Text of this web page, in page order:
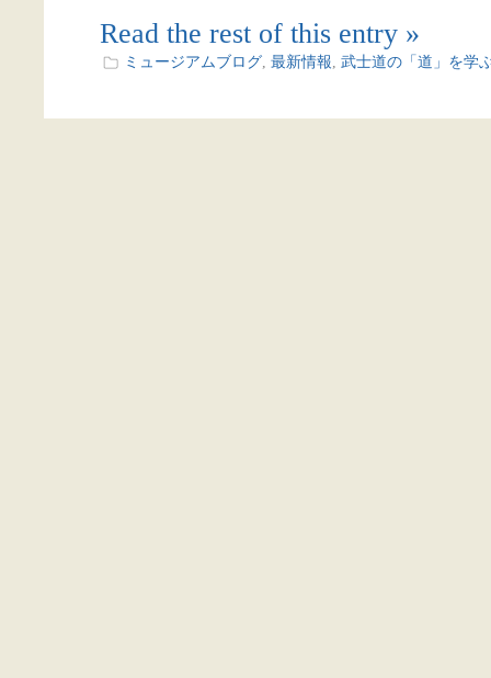
Read the rest of this entry »
ミュージアムブログ 最新情報 武士道の「道」を学